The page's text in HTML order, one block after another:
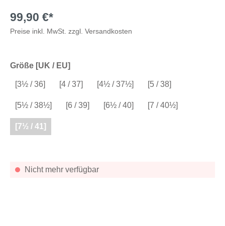
99,90 €*
Preise inkl. MwSt. zzgl. Versandkosten
Nicht mehr verfügbar
Größe [UK / EU]
[3½ / 36] [4 / 37] [4½ / 37½] [5 / 38]
[5½ / 38½] [6 / 39] [6½ / 40] [7 / 40½]
[7½ / 41]